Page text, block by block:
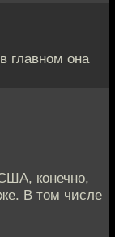
главном она
конечно,
В том числе